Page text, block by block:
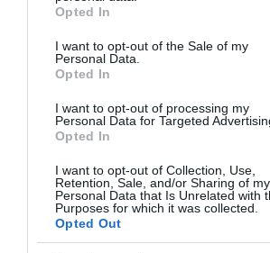
use your data for below specified
consent section.
Opted In
I want to opt-out of the Sale of my
Personal Data.
Opted In
I want to opt-out of processing my
Personal Data for Targeted
Opted In
I want to opt-out of Collection, Use,
Retention, Sale, and/or Sharing of my
Personal Data that Is Unrelated with
Purposes for which it was collected.
Opted Out